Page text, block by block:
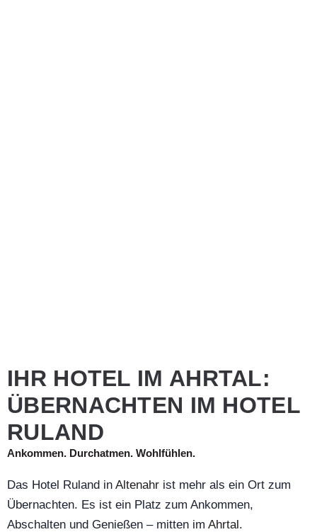
IHR HOTEL IM AHRTAL:
ÜBERNACHTEN IM HOTEL
RULAND
Ankommen. Durchatmen. Wohlfühlen.
Das Hotel Ruland in Altenahr ist mehr als ein Ort zum
Übernachten. Es ist ein Platz zum Ankommen,
Abschalten und Genießen – mitten im Ahrtal.